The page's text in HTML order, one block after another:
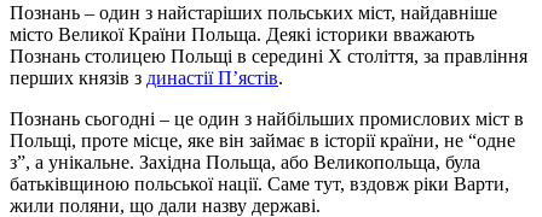
Познань – один з найстаріших польських міст, найдавніше
місто Великої Країни Польща. Деякі історики вважають
Познань столицею Польщі в середині X століття, за правління
перших князів з династії П’ястів.
Познань сьогодні – це один з найбільших промислових міст в
Польщі, проте місце, яке він займає в історії країни, не “одне
з”, а унікальне. Західна Польща, або Великопольща, була
батьківщиною польської нації. Саме тут, вздовж ріки Варти,
жили поляни, що дали назву державі.